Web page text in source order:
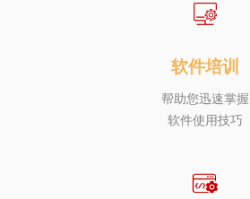
软件培训
帮助您迅速掌握
软件使用技巧